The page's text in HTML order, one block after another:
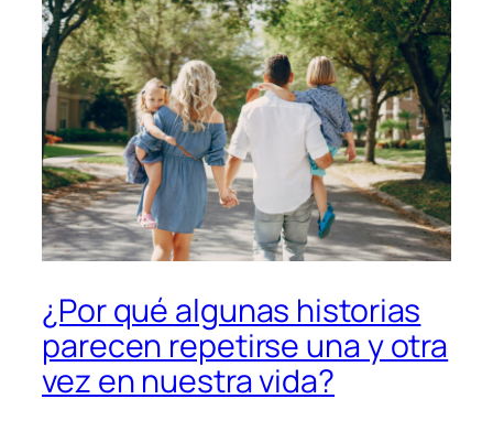
¿Por qué algunas historias
parecen repetirse una y otra
vez en nuestra vida?